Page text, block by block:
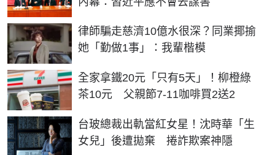
律師騙走慈濟10億水很深？同業揶揄
她「勤做1事」：我輩楷模
全家拿鐵20元「只有5天」！柳橙綠
茶10元 父親節7-11咖啡買2送2
台玻總裁出軌當紅女星！沈時華「生
女兒」後遭拋棄 捲詐欺案神隱